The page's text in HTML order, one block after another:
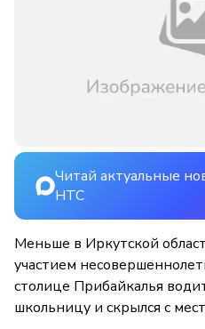
Читай актуальные
НТС
Меньше в Иркутской
участием
столице Прибайкалья
школьницу и скрылся с